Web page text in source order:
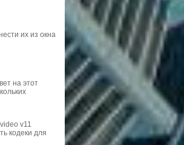
их из окна
на этот
v11
кодеки для